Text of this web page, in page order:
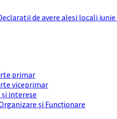
de avere alesi locali iunie
primar
viceprimar
și interese
și Funcționare